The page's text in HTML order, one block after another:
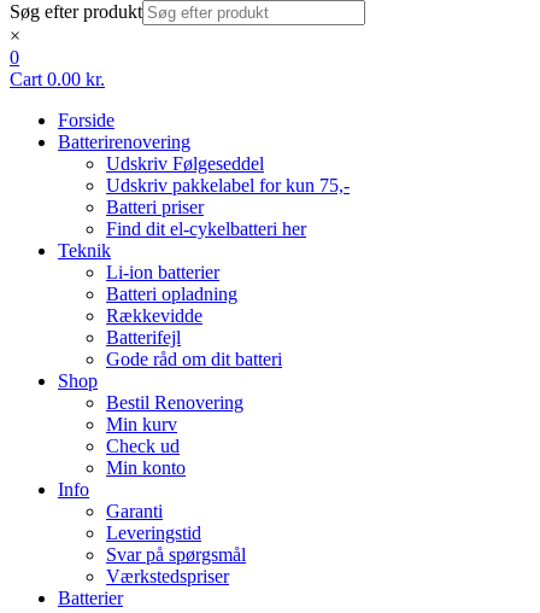
Søg efter produkt
×
0
Cart 0.00 kr.
Forside
Batterirenovering
Udskriv Følgeseddel
Udskriv pakkelabel for kun 75,-
Batteri priser
Find dit el-cykelbatteri her
Teknik
Li-ion batterier
Batteri opladning
Rækkevidde
Batterifejl
Gode råd om dit batteri
Shop
Bestil Renovering
Min kurv
Check ud
Min konto
Info
Garanti
Leveringstid
Svar på spørgsmål
Værkstedspriser
Batterier